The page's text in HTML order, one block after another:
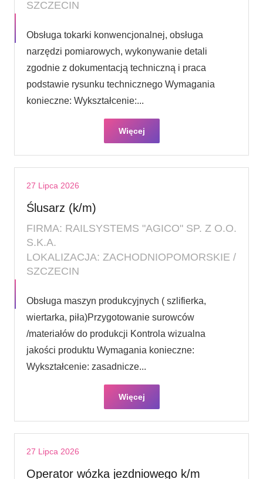
SZCZECIN
Obsługa tokarki konwencjonalnej, obsługa
narzędzi pomiarowych, wykonywanie detali
zgodnie z dokumentacją techniczną i praca
podstawie rysunku technicznego Wymagania
konieczne: Wykształcenie:...
Więcej
27 Lipca 2026
Ślusarz (k/m)
FIRMA: RAILSYSTEMS "AGICO" SP. Z O.O.
S.K.A.
LOKALIZACJA: ZACHODNIOPOMORSKIE /
SZCZECIN
Obsługa maszyn produkcyjnych ( szlifierka,
wiertarka, piła)Przygotowanie surowców
/materiałów do produkcji Kontrola wizualna
jakości produktu Wymagania konieczne:
Wykształcenie: zasadnicze...
Więcej
27 Lipca 2026
Operator wózka jezdniowego k/m